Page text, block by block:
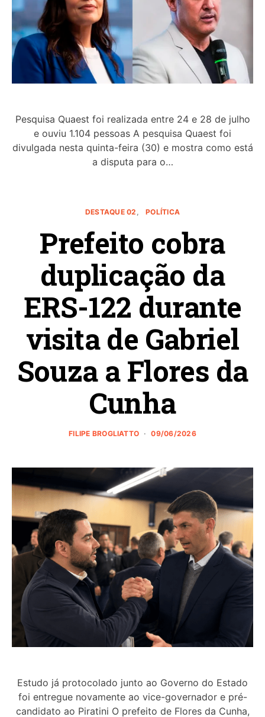
Pesquisa Quaest foi realizada entre 24 e 28 de julho
e ouviu 1.104 pessoas A pesquisa Quaest foi
divulgada nesta quinta-feira (30) e mostra como está
a disputa para o…
DESTAQUE 02 POLÍTICA
Prefeito cobra
duplicação da
ERS-122 durante
visita de Gabriel
Souza a Flores da
Cunha
FILIPE BROGLIATTO 09/06/2026
Estudo já protocolado junto ao Governo do Estado
foi entregue novamente ao vice-governador e pré-
candidato ao Piratini O prefeito de Flores da Cunha,